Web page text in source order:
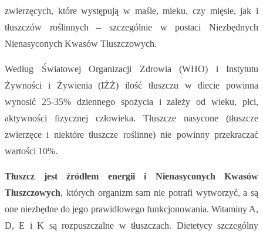
zwierzęcych, które występują w maśle, mleku, czy mięsie, jak i
tłuszczów roślinnych – szczególnie w postaci Niezbędnych
Nienasyconych Kwasów Tłuszczowych.
Według Światowej Organizacji Zdrowia (WHO) i Instytutu
Żywności i Żywienia (IŻŻ) ilość tłuszczu w diecie powinna
wynosić 25-35% dziennego spożycia i zależy od wieku, płci,
aktywności fizycznej człowieka. Tłuszcze nasycone (tłuszcze
zwierzęce i niektóre tłuszcze roślinne) nie powinny przekraczać
wartości 10%.
Tłuszcz jest źródłem energii i Nienasyconych Kwasów
Tłuszczowych, których organizm sam nie potrafi wytworzyć, a są
one niezbędne do jego prawidłowego funkcjonowania. Witaminy A,
D, E i K są rozpuszczalne w tłuszczach. Dietetycy szczególny